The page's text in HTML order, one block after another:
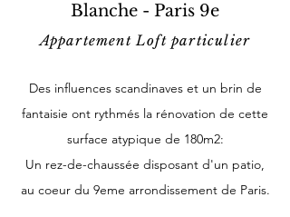
Blanche - Paris 9e
Appartement Loft particulier
Des influences scandinaves et un brin de
fantaisie ont rythmés la rénovation de cette
surface atypique de 180m2:
Un rez-de-chaussée disposant d'un patio,
au coeur du 9eme arrondissement de Paris.